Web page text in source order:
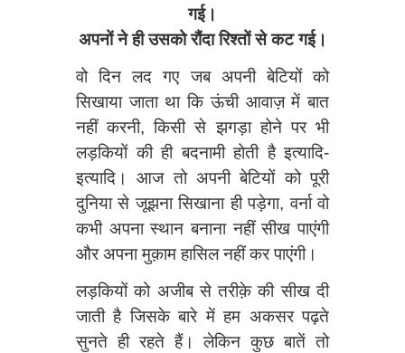
गई।
अपनों ने ही उसको रौंदा रिश्तों से कट गई।
वो दिन लद गए जब अपनी बेटियों को
सिखाया जाता था कि ऊंची आवाज़ में बात
नहीं करनी, किसी से झगड़ा होने पर भी
लड़कियों की ही बदनामी होती है इत्यादि-
इत्यादि। आज तो अपनी बेटियों को पूरी
दुनिया से जूझना सिखाना ही पड़ेगा, वर्ना वो
कभी अपना स्थान बनाना नहीं सीख पाएंगी
और अपना मुक़ाम हासिल नहीं कर पाएंगी।
लड़कियों को अजीब से तरीक़े की सीख दी
जाती है जिसके बारे में हम अकसर पढ़ते
सुनते ही रहते हैं। लेकिन कुछ बातें तो